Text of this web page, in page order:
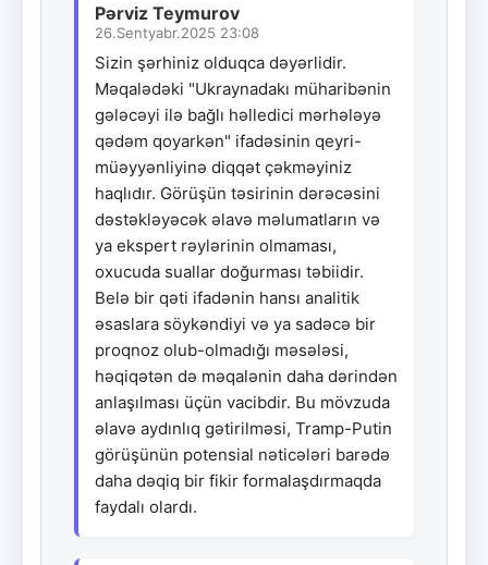
Pərviz Teymurov
26.Sentyabr.2025 23:08
Sizin şərhiniz olduqca dəyərlidir.
Məqalədəki "Ukraynadakı müharibənin
gələcəyi ilə bağlı həlledici mərhələyə
qədəm qoyarkən" ifadəsinin qeyri-
müəyyənliyinə diqqət çəkməyiniz
haqlıdır. Görüşün təsirinin dərəcəsini
dəstəkləyəcək əlavə məlumatların və
ya ekspert rəylərinin olmaması,
oxucuda suallar doğurması təbiidir.
Belə bir qəti ifadənin hansı analitik
əsaslara söykəndiyi və ya sadəcə bir
proqnoz olub-olmadığı məsələsi,
həqiqətən də məqalənin daha dərindən
anlaşılması üçün vacibdir. Bu mövzuda
əlavə aydınlıq gətirilməsi, Tramp-Putin
görüşünün potensial nəticələri barədə
daha dəqiq bir fikir formalaşdırmaqda
faydalı olardı.